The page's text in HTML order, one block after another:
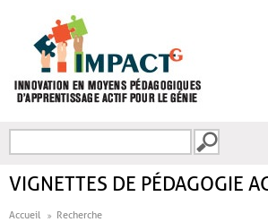
FORMULAIRE DE
VIGNETTES DE PÉDAGOGIE
Accueil Recherche